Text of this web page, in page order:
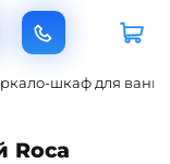
шкаф для
Roca